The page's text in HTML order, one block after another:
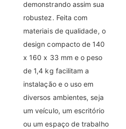
demonstrando assim sua
robustez. Feita com
materiais de qualidade, o
design compacto de 140
x 160 x 33 mm e o peso
de 1,4 kg facilitam a
instalação e o uso em
diversos ambientes, seja
um veículo, um escritório
ou um espaço de trabalho